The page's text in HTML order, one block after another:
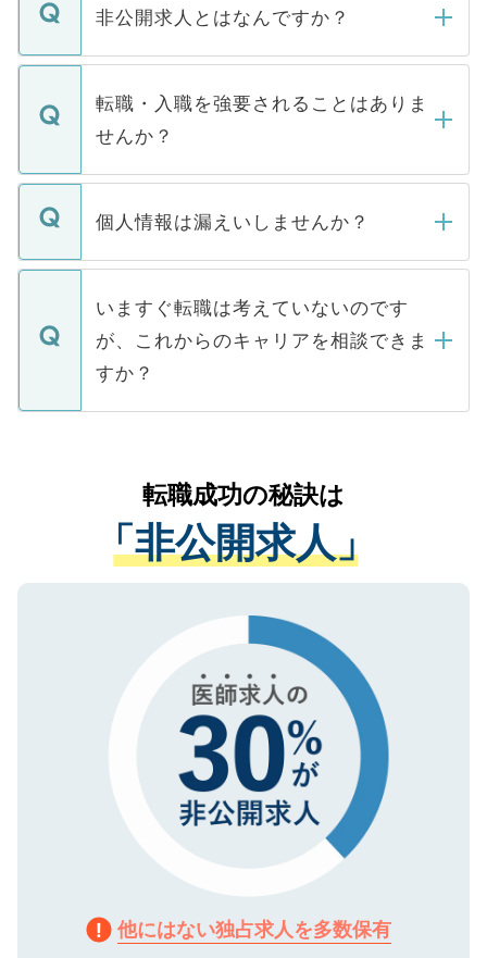
登録内容を確認し、その後メールもしくは
ます。通常、5営業日以内にはご連絡をせて
いただきますので、しばらくお待ちくださ
非公開求人とはなんですか？
マイナビDOCTORで取り扱っている求人の
うち約3割は、Webサイトからご覧いただ
けない「非公開求人」です。非公開求人は
下記の理由によって、一般には公開してい
ません。
■応募殺到を避けるため 人気のある医療機
関を公にしてしまうと、応募が殺到する場
に、医療機関が求める条件に合った人材の
みを人材紹介会社に依頼するケースが増え
ています。
転職・入職を強要されることはありま
せんか？
転職・入職を強要することは一切ありませ
ん。また、仮に応募先から内定をいただい
定を承諾する必要はありません。内定先へ
の辞退の連絡はキャリアパートナーが行い
個人情報は漏えいしませんか？
個人情報が漏えいすることはありませんの
で、ご安心ください。当サイトからの登録
などで収集したご登録者様の個人情報は、
ご本人のキャリアアップおよび転職活動の
支援を目的に使用いたします。お預かりし
ているすべての個人データはご本人の許可
は、個人情報の取り扱いについての厳密な
管理基準を満たした事業者のみに付与され
る、プライバシーマークを取得済みです。
で、機密保持に関してもご安心ください。
いますぐ転職は考えていないのです
が、これからのキャリアを相談できま
すか？
かがいして、現在の医療機関の状況や紹介
経験をまじえながら、適切なアドバイスを
させていただきます。すぐにご転職をされ
ない方には、長期的なサポートが可能です
ので、まずはご登録ください。
転職成功の秘訣は
「非公開求人」
他にはない独占求人を多数保有